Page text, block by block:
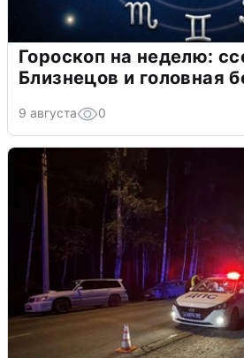
Гороскоп на неделю:
Близнецов и головная
9 августа 0